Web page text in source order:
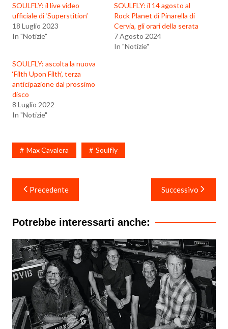
SOULFLY: il live video
ufficiale di ‘Superstition’
18 Luglio 2023
In "Notizie"
SOULFLY: il 14 agosto al
Rock Planet di Pinarella di
Cervia, gli orari della serata
7 Agosto 2024
In "Notizie"
SOULFLY: ascolta la nuova
‘Filth Upon Filth’, terza
anticipazione dal prossimo
disco
8 Luglio 2022
In "Notizie"
Max Cavalera Soulfly
Navigazione
articoli
Precedente Successivo
Potrebbe interessarti anche: